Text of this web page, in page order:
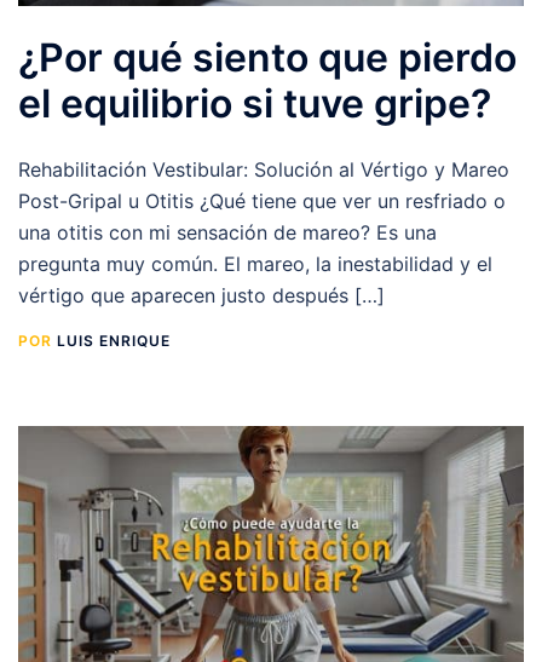
¿Por qué siento que pierdo
el equilibrio si tuve gripe?
Rehabilitación Vestibular: Solución al Vértigo y Mareo
Post-Gripal u Otitis ¿Qué tiene que ver un resfriado o
una otitis con mi sensación de mareo? Es una
pregunta muy común. El mareo, la inestabilidad y el
vértigo que aparecen justo después […]
POR LUIS ENRIQUE